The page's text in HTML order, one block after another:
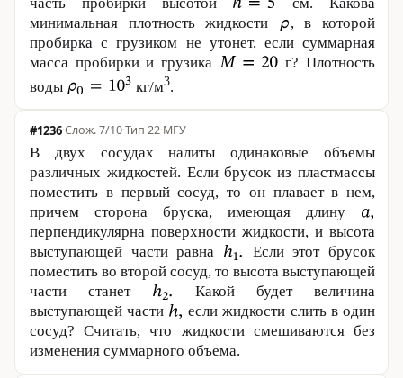
минимальная плотность жидкости
, в которой
пробирка с грузиком не утонет, если суммарная
масса пробирки и грузика
г? Плотность
воды
кг/м3.
#1236· 7/10·Тип 22·МГУ
В двух сосудах налиты одинаковые объемы
различных жидкостей. Если брусок из пластмассы
поместить в первый сосуд, то он плавает в нем,
причем сторона бруска, имеющая длину
перпендикулярна поверхности жидкости, и высота
выступающей части равна
Если этот брусок
поместить во второй сосуд, то высота выступающей
части станет
Какой будет величина
выступающей части
если жидкости слить в один
сосуд? Считать, что жидкости смешиваются без
изменения суммарного объема.